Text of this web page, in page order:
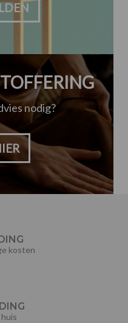
nodig?
kosten